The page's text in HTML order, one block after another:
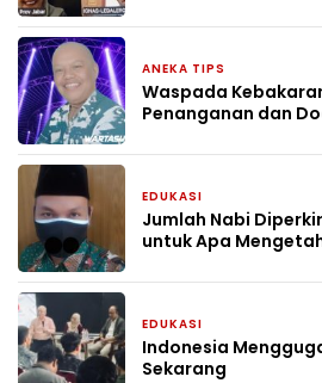
ANEKA TIPS
Waspada
Penanganan dan
EDUKASI
Jumlah Nabi
untuk Apa
EDUKASI
Indonesia
Sekarang